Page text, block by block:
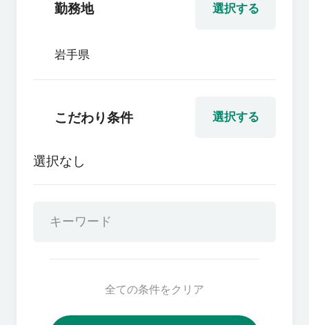
選択する
勤務地
岩手県
選択する
こだわり条件
選択なし
全ての条件をクリア